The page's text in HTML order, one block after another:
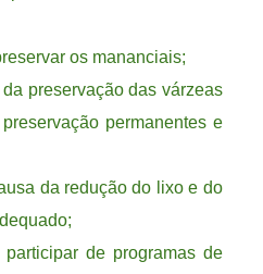
os mananciais;
preservação das várzeas
permanentes e
da redução do lixo e do
de programas de